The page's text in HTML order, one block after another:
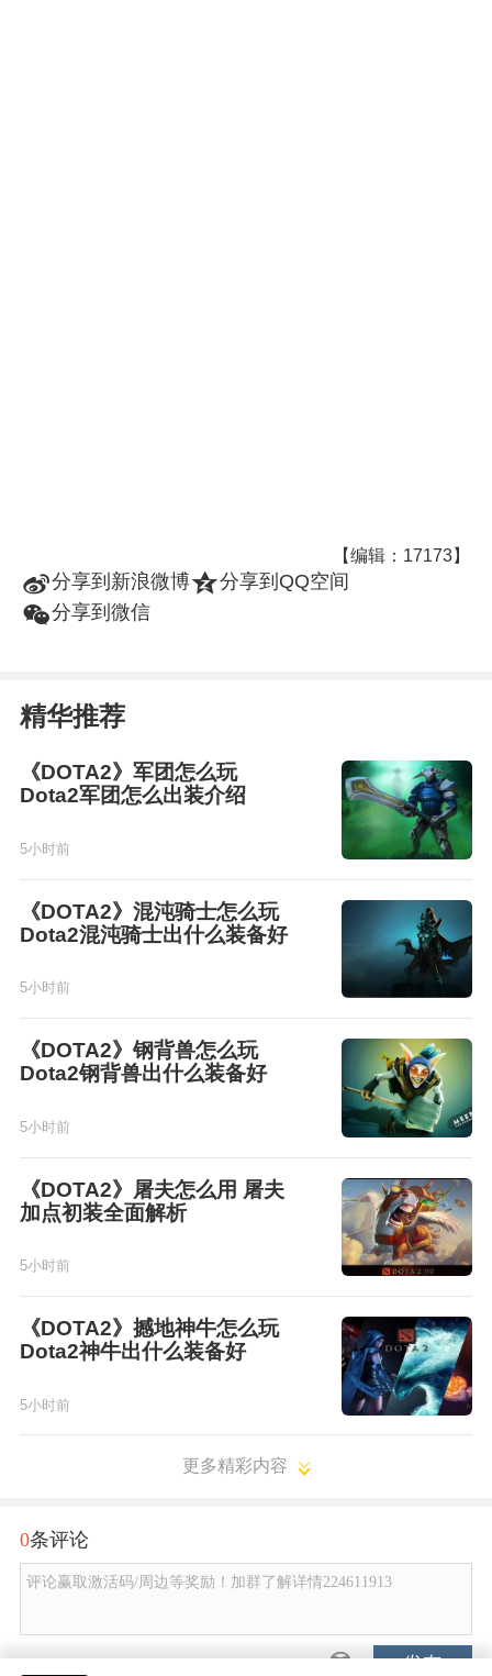
【编辑：17173】
t分享到新浪微博z分享到QQ空间
w分享到微信
精华推荐
《DOTA2》军团怎么玩
Dota2军团怎么出装介绍
5小时前
《DOTA2》混沌骑士怎么玩
Dota2混沌骑士出什么装备好
5小时前
《DOTA2》钢背兽怎么玩
Dota2钢背兽出什么装备好
5小时前
《DOTA2》屠夫怎么用 屠夫
加点初装全面解析
5小时前
《DOTA2》撼地神牛怎么玩
Dota2神牛出什么装备好
5小时前
更多精彩内容
0条评论
评论赢取激活码/周边等奖励！加群了解详情224611913
发布